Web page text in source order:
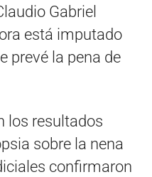
Gabriel
está imputado
prevé la pena de
los resultados
sobre la nena
confirmaron